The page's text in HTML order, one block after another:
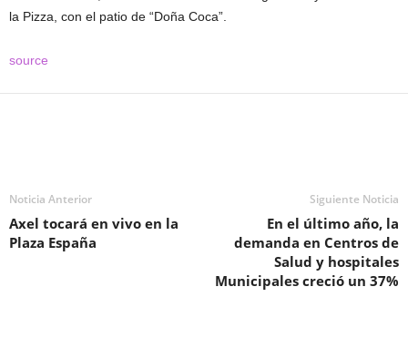
la Pizza, con el patio de “Doña Coca”.
source
Noticia Anterior
Axel tocará en vivo en la
Plaza España
Siguiente Noticia
En el último año, la
demanda en Centros de
Salud y hospitales
Municipales creció un 37%